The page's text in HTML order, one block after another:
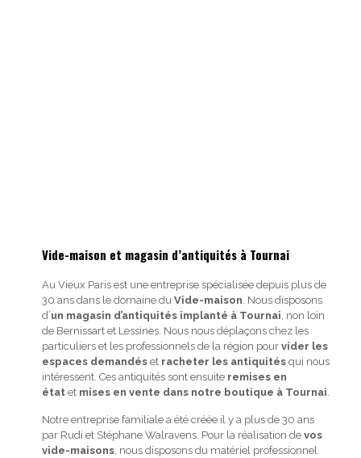
Vide-maison et magasin d’antiquités à Tournai
Au Vieux Paris est une entreprise spécialisée depuis plus de
30 ans dans le domaine du Vide-maison . Nous disposons
d’un magasin d’antiquités implanté à Tournai , non loin
de Bernissart et Lessines. Nous nous déplaçons chez les
particuliers et les professionnels de la région pour vider les
espaces demandéset racheter les antiquitésqui nous
intéressent. Ces antiquités sont ensuite remises en
étatet mises en vente dans notre boutique à Tournai
Notre entreprise familiale a été créée il y a plus de 30 ans
par Rudi et Stéphane Walravens. Pour la réalisation de vos
vide-maisons, nous disposons du matériel professionnel